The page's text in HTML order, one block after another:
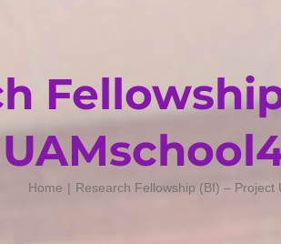
Home Research Fellowship (BI) – Project